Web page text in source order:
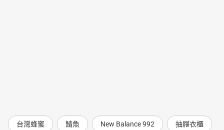
台灣蜂蜜 鯖魚 New Balance 992 抽屜衣櫃